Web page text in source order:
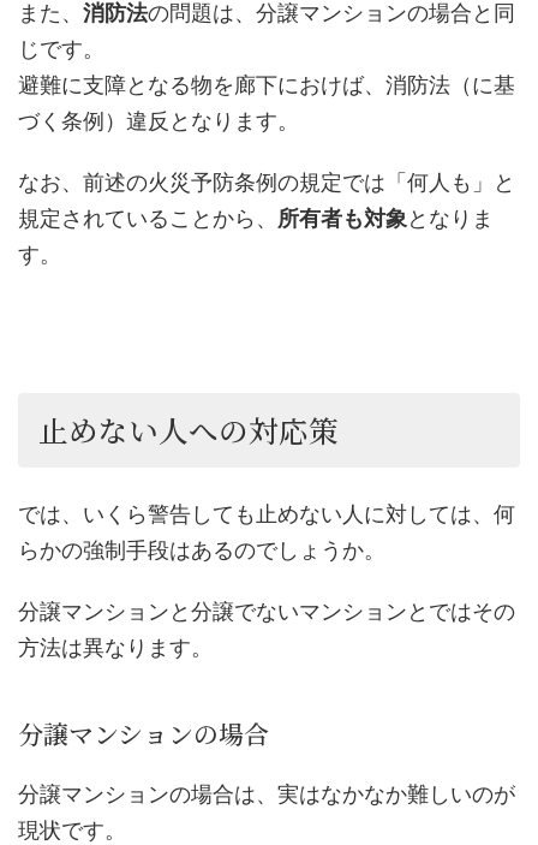
また、 消防法の問題は、分譲マンションの場合と同
じです。
避難に支障となる物を廊下におけば、消防法（に基
づく条例）違反となります。
なお、前述の火災予防条例の規定では「何人も」と
規定されていることから、 所有者も対象 となりま
す。
止めない人への対応策
では、いくら警告しても止めない人に対しては、何
らかの強制手段はあるのでしょうか。
分譲マンションと分譲でないマンションとではその
方法は異なります。
分譲マンションの場合
分譲マンションの場合は、実はなかなか難しいのが
現状です。